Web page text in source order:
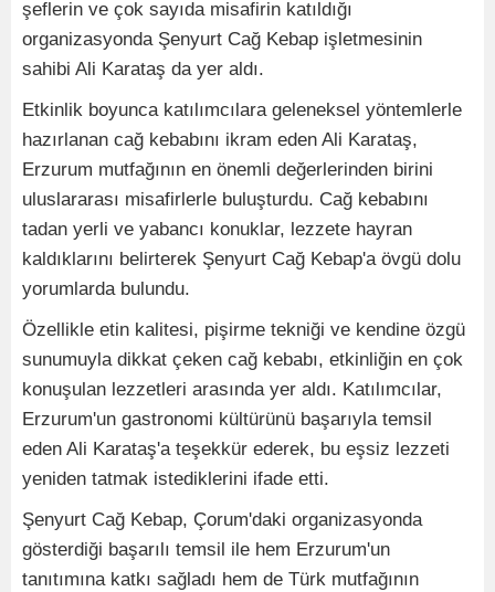
şeflerin ve çok sayıda misafirin katıldığı
organizasyonda Şenyurt Cağ Kebap işletmesinin
sahibi Ali Karataş da yer aldı.
Etkinlik boyunca katılımcılara geleneksel yöntemlerle
hazırlanan cağ kebabını ikram eden Ali Karataş,
Erzurum mutfağının en önemli değerlerinden birini
uluslararası misafirlerle buluşturdu. Cağ kebabını
tadan yerli ve yabancı konuklar, lezzete hayran
kaldıklarını belirterek Şenyurt Cağ Kebap'a övgü dolu
yorumlarda bulundu.
Özellikle etin kalitesi, pişirme tekniği ve kendine özgü
sunumuyla dikkat çeken cağ kebabı, etkinliğin en çok
konuşulan lezzetleri arasında yer aldı. Katılımcılar,
Erzurum'un gastronomi kültürünü başarıyla temsil
eden Ali Karataş'a teşekkür ederek, bu eşsiz lezzeti
yeniden tatmak istediklerini ifade etti.
Şenyurt Cağ Kebap, Çorum'daki organizasyonda
gösterdiği başarılı temsil ile hem Erzurum'un
tanıtımına katkı sağladı hem de Türk mutfağının